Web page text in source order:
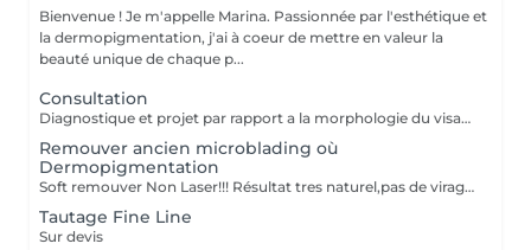
Bienvenue ! Je m'appelle Marina. Passionnée par l'esthétique et
la dermopigmentation, j'ai à coeur de mettre en valeur la
beauté unique de chaque p...
Consultation
Diagnostique et projet par rapport a la morphologie du visage.
Remouver ancien microblading où
Dermopigmentation
Soft remouver Non Laser!!! Résultat tres naturel,pas de virage de la couleur,diagnostique avant le traitement
Tautage Fine Line
Sur devis